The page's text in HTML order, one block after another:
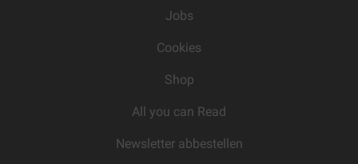
Jobs
Cookies
Shop
All you can Read
Newsletter abbestellen